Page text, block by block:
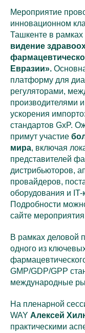
Мероприятие
инновационном
Ташкенте в
видение
Евразии».
платформу для
регуляторами,
производителями
ускорения
стандартов GxP.
примут участие
мира, включая
представителей
дистрибьюторов,
провайдеров,
оборудования и
Подробности
сайте
В рамках деловой
одного из
GMP/GDP/GPP
международные
На пленарной
WAY Алексей
практическими